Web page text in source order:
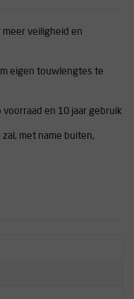
met de UniCore
zeer duurzaam
meer veiligheid en
eigen touwlengtes te
en 10 jaar gebruik
met name buiten,